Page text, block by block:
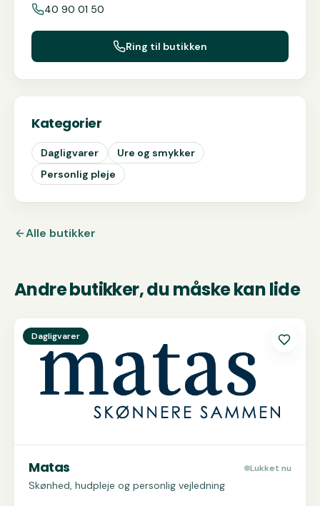
40 90 01 50
Ring til butikken
Kategorier
Dagligvarer
Ure og smykker
Personlig pleje
Alle butikker
Andre butikker, du måske kan lide
SeMatas
Dagligvarer
Matas Lukket nu
Skønhed, hudpleje og personlig vejledning